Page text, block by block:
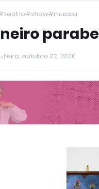
feira, outubro 22, 2020